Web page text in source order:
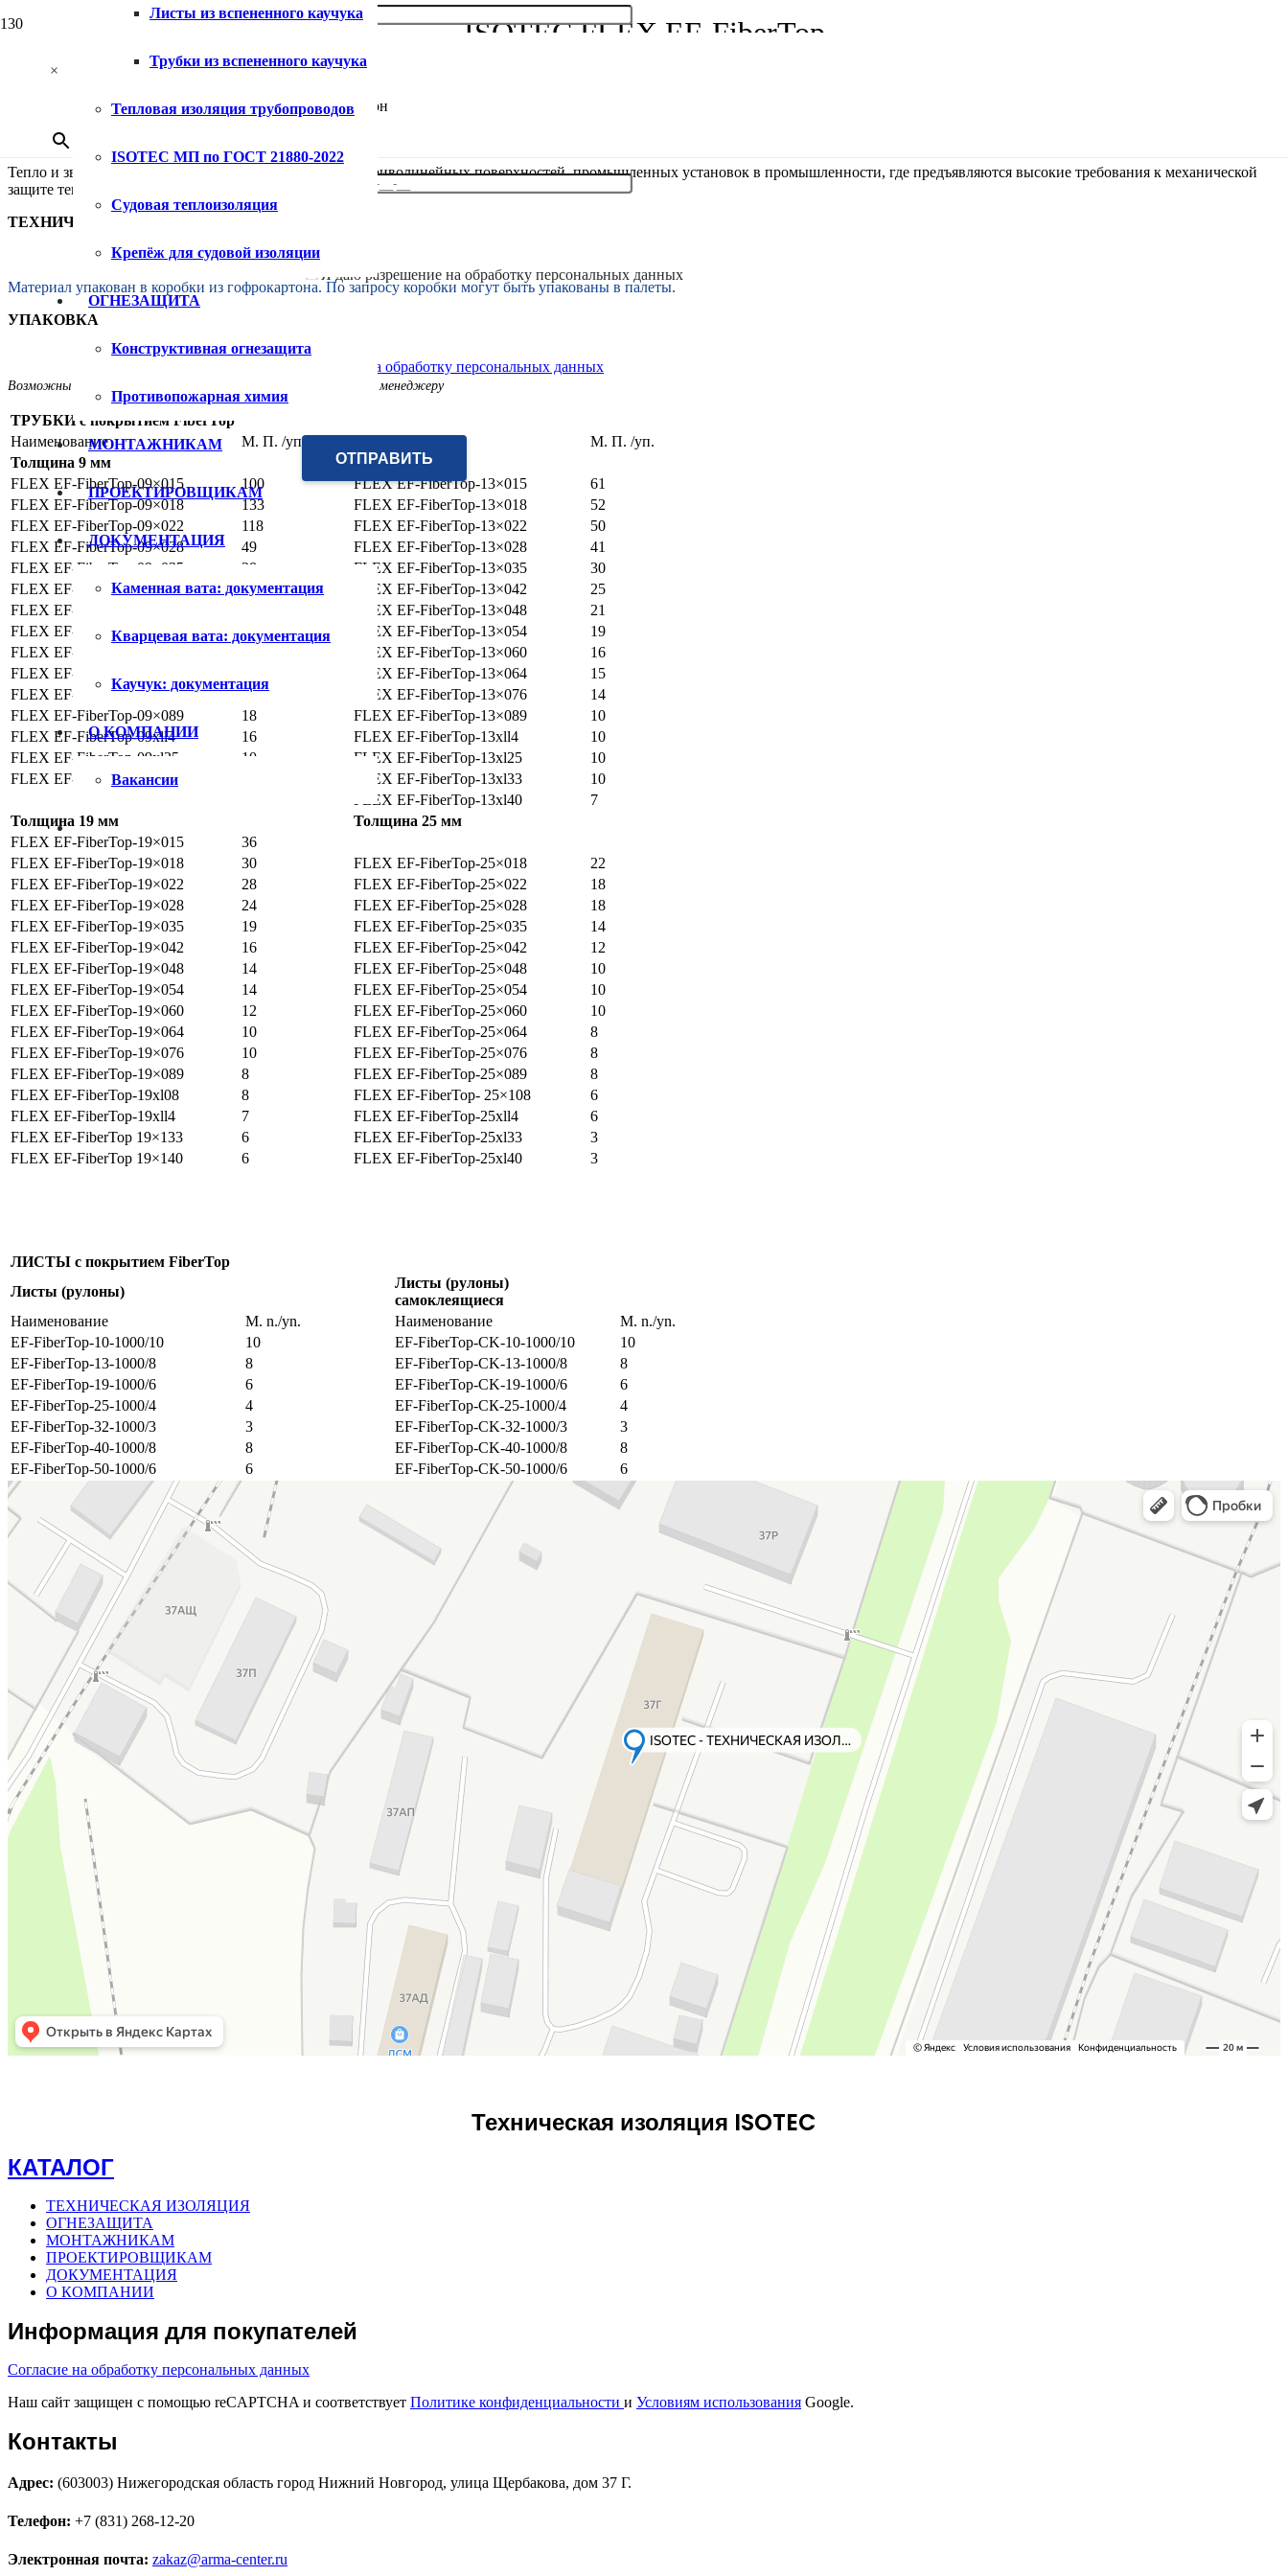
×
Ваш телефон
Я даю разрешение на обработку персональных данных
Согласие на обработку персональных данных
Листы из вспененного каучука
Трубки из вспененного каучука
Тепловая изоляция трубопроводов
ISOTEC МП по ГОСТ 21880-2022
Судовая теплоизоляция
Крепёж для судовой изоляции
ОГНЕЗАЩИТА
Конструктивная огнезащита
Противопожарная химия
МОНТАЖНИКАМ
ПРОЕКТИРОВЩИКАМ
ДОКУМЕНТАЦИЯ
Каменная вата: документация
Кварцевая вата: документация
Каучук: документация
О КОМПАНИИ
Вакансии
ISOTEC FLEX EF-FiberTop
Теплоизоляционные материалы из вспененного синтетического каучука.
СФЕРЫ ПРИМЕНЕНИЯ
Тепло и звукоизоляция трубопроводов, резервуаров и криволинейных поверхностей, промышленных установок в промышленности, где предъявляются высокие требования к механической
защите теплоизоляции.
ТЕХНИЧЕСИКЕ ХАРАКТЕРИСТИКИ
Материал упакован в коробки из гофрокартона. По запросу коробки могут быть упакованы в палеты.
УПАКОВКА
Возможны изменения, в случае вопросов обращайтесь к своему менеджеру
ТРУБКИ с покрытием FiberTop
Наименование
M. П. /уп.
M. П. /уп.
Толщина 9 мм
Толщина 13
FLEX EF-FiberTop-09×015
100 FLEX EF-FiberTop-13×015
61
FLEX EF-FiberTop-09×018
133 FLEX EF-FiberTop-13×018
52
FLEX EF-FiberTop-09×022
118 FLEX EF-FiberTop-13×022
50
FLEX EF-FiberTop-09×028
49 FLEX EF-FiberTop-13×028
41
FLEX EF-FiberTop-09×035
38 FLEX EF-FiberTop-13×035
30
FLEX EF-FiberTop-09×042
32 FLEX EF-FiberTop-13×042
25
FLEX EF-FiberTop-09×048
FLEX EF-FiberTop-13×048
21
FLEX EF-FiberTop-09×054
26 FLEX EF-FiberTop-13×054
19
FLEX EF-FiberTop-09×060
FLEX EF-FiberTop-13×060
16
FLEX EF-FiberTop-09×064
FLEX EF-FiberTop-13×064
15
FLEX EF-FiberTop-09×076
22 FLEX EF-FiberTop-13×076
14
FLEX EF-FiberTop-09×089
18 FLEX EF-FiberTop-13×089
10
FLEX EF-FiberTop-09xll4
16 FLEX EF-FiberTop-13xll4
10
FLEX EF-FiberTop-09xl25
10 FLEX EF-FiberTop-13xl25
10
FLEX EF-FiberTop-09xl33
FLEX EF-FiberTop-13xl33
10
FLEX EF-FiberTop-13xl40
7
Толщина 19 мм Толщина 25 мм
FLEX EF-FiberTop-19×015
36
FLEX EF-FiberTop-19×018
30 FLEX EF-FiberTop-25×018
22
FLEX EF-FiberTop-19×022
28 FLEX EF-FiberTop-25×022
18
FLEX EF-FiberTop-19×028
24 FLEX EF-FiberTop-25×028
18
FLEX EF-FiberTop-19×035
19 FLEX EF-FiberTop-25×035
14
FLEX EF-FiberTop-19×042
16 FLEX EF-FiberTop-25×042
12
FLEX EF-FiberTop-19×048
14 FLEX EF-FiberTop-25×048
10
FLEX EF-FiberTop-19×054
14 FLEX EF-FiberTop-25×054
10
FLEX EF-FiberTop-19×060
12 FLEX EF-FiberTop-25×060
10
FLEX EF-FiberTop-19×064
10 FLEX EF-FiberTop-25×064
8
FLEX EF-FiberTop-19×076
10 FLEX EF-FiberTop-25×076
8
FLEX EF-FiberTop-19×089
8 FLEX EF-FiberTop-25×089
8
FLEX EF-FiberTop-19xl08
8 FLEX EF-FiberTop- 25×108
6
FLEX EF-FiberTop-19xll4
7 FLEX EF-FiberTop-25xll4
6
FLEX EF-FiberTop 19×133
6 FLEX EF-FiberTop-25xl33
3
FLEX EF-FiberTop 19×140
6 FLEX EF-FiberTop-25xl40 3
ЛИСТЫ с покрытием FiberTop
Листы (рулоны)
Листы (рулоны)
самоклеящиеся
Наименование
M. n./yn. Наименование
M. n./yn.
EF-FiberTop-10-1000/10
10 EF-FiberTop-CK-10-1000/10
10
EF-FiberTop-13-1000/8
8 EF-FiberTop-CK-13-1000/8
8
EF-FiberTop-19-1000/6
6 EF-FiberTop-CK-19-1000/6
6
EF-FiberTop-25-1000/4
4 EF-FiberTop-СК-25-1000/4
4
EF-FiberTop-32-1000/3
3 EF-FiberTop-CK-32-1000/3
3
EF-FiberTop-40-1000/8
8 EF-FiberTop-CK-40-1000/8
8
EF-FiberTop-50-1000/6
6 EF-FiberTop-CK-50-1000/6 6
Техническая изоляция ISOTEC
КАТАЛОГ
ТЕХНИЧЕСКАЯ ИЗОЛЯЦИЯ
ОГНЕЗАЩИТА
МОНТАЖНИКАМ
ПРОЕКТИРОВЩИКАМ
ДОКУМЕНТАЦИЯ
О КОМПАНИИ
Информация для покупателей
Согласие на обработку персональных данных
Наш сайт защищен с помощью reCAPTCHA и соответствует Политике конфиденциальности и Условиям использования Google.
Контакты
Адрес: (603003) Нижегородская область город Нижний Новгород, улица Щербакова, дом 37 Г.
Телефон: +7 (831) 268-12-20
Электронная почта: zakaz@arma-center.ru